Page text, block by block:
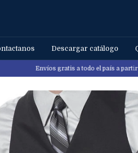
Descargar catálogo
Envíos gratis a todo el país a partir de